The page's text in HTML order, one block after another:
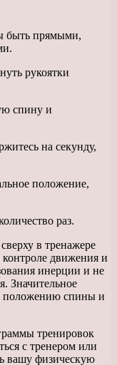
быть прямыми,
рукоятки
спину и
на секунду,
положение,
раз.
в тренажере
движения и
инерции и не
Значительное
положению спины и
тренировок
с тренером или
вашу физическую